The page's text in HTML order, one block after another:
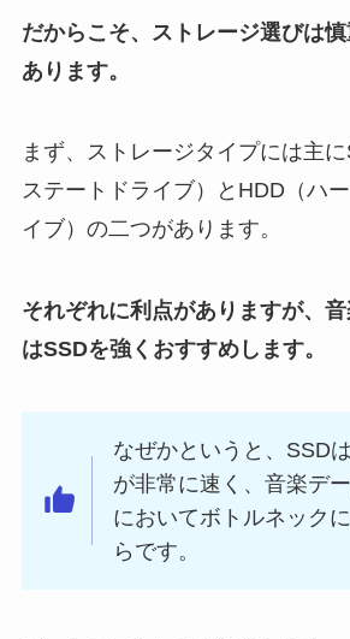
だからこそ、ストレージ選びは
あります。
まず、ストレージタイプには主
ステートドライブ）とHDD（ハ
イブ）の二つがあります。
それぞれに利点がありますが、
はSSDを強くおすすめします。
なぜかというと、SSD
が非常に速く、音楽デ
においてボトルネック
らです。